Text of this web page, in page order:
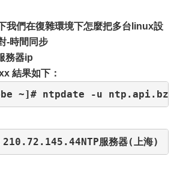
我們在復雜環境下怎麼把多台linux設
-時間同步
務器ip
結果如下：
~]# ntpdate -u ntp.api.bz29
：210.72.145.44NTP服務器(